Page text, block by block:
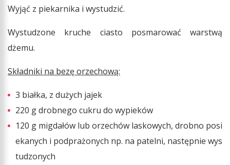
Wyjąć z piekarnika i wystudzić.
Wystudzone kruche ciasto posmarować warstwą
dżemu.
Składniki na bezę orzechową:
3 białka, z dużych jajek
220 g drobnego cukru do wypieków
120 g migdałów lub orzechów laskowych, drobno posi
ekanych i podprażonych np. na patelni, następnie wys
tudzonych